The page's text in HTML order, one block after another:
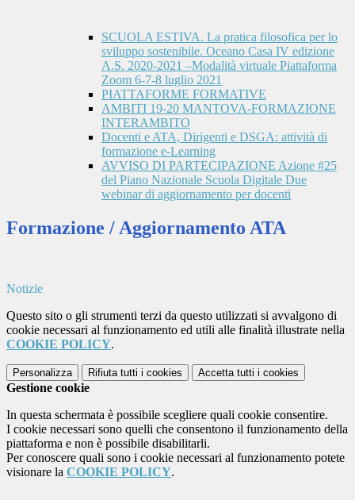
SCUOLA ESTIVA. La pratica filosofica per lo
sviluppo sostenibile. Oceano Casa IV edizione
A.S. 2020-2021 –Modalità virtuale Piattaforma
Zoom 6-7-8 luglio 2021
PIATTAFORME FORMATIVE
AMBITI 19-20 MANTOVA-FORMAZIONE
INTERAMBITO
Docenti e ATA, Dirigenti e DSGA: attività di
formazione e-Learning
AVVISO DI PARTECIPAZIONE Azione #25
del Piano Nazionale Scuola Digitale Due
webinar di aggiornamento per docenti
Formazione / Aggiornamento ATA
Notizie
Questo sito o gli strumenti terzi da questo utilizzati si avvalgono di
cookie necessari al funzionamento ed utili alle finalità illustrate nella
COOKIE POLICY.
Personalizza Rifiuta tutti i cookies Accetta tutti i cookies
Gestione cookie
In questa schermata è possibile scegliere quali cookie consentire.
I cookie necessari sono quelli che consentono il funzionamento della
piattaforma e non è possibile disabilitarli.
Per conoscere quali sono i cookie necessari al funzionamento potete
visionare la COOKIE POLICY.